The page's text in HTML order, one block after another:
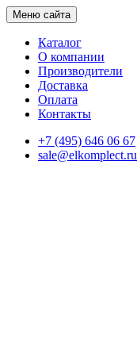
Меню сайта
Каталог
О компании
Производители
Доставка
Оплата
Контакты
+7 (495) 646 06 67
sale@elkomplect.ru